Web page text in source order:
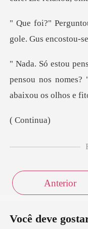
go
pensou nos
ont
Anterior
Você deve